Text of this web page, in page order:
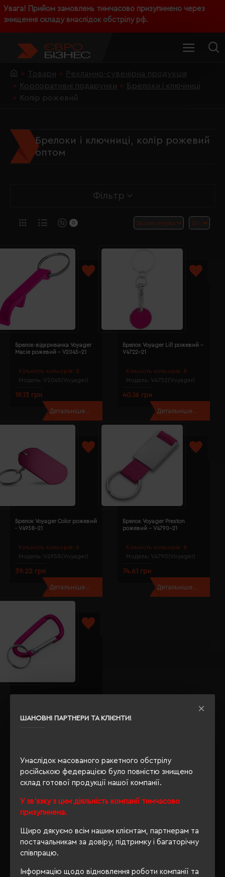
ШАНОВНІ ПАРТНЕРИ ТА КЛІЄНТИ!
Унаслідок масованого ракетного обстрілу
російською федерацією було повністю знищено
склад готової продукції нашої компанії.
У зв'язку з цим діяльність компанії тимчасово
призупинена.
Щиро дякуємо всім нашим клієнтам, партнерам та
постачальникам за довіру, підтримку і багаторічну
співпрацю.
Інформацію щодо відновлення роботи компанії та
Увага! Прийом замовлень тимчасово призупинено через
знищення складу внаслідок обстрілу рф.
Товари
Рекламно-сувенірна продукція
Корпоративні подарунки
Брелоки і ключниці
Колір рожевий
Брелоки і ключниці, колір рожевий
оптом
оптом?
вибрали Євробізнес Україна- наш інтернет-магазин -
флагман рекламно-сувенірної галузі з 2003 року.
категорії Брелоки і ключниці.
Фільтр
0
Кількість кольорів: 8
Модель: V2045(Voyager)
Брелок-відкривачка Voyager
Macie рожевий - V2045-21
19.13 грн
Детальніше...
Кількість кольорів: 8
Модель: V4722(Voyager)
Брелок Voyager Lill рожевий -
V4722-21
40.16 грн
Детальніше...
Кількість кольорів: 6
Модель: V4958(Voyager)
Брелок Voyager Color рожевий
- V4958-21
39.22 грн
Детальніше...
Кількість кольорів: 8
Модель: V4790(Voyager)
Брелок Voyager Preston
рожевий - V4790-21
74.61 грн
Детальніше...
Детальніше...
Показано з 1 по 5 із 5 (1 сторінок)